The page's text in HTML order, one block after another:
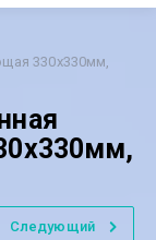
330х330мм,
Следующий